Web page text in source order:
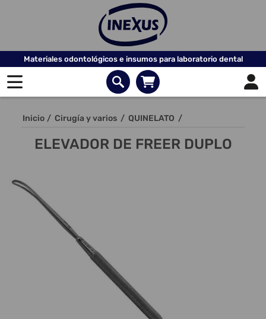
Materiales odontológicos e insumos para laboratorio dental
Inicio / Cirugía y varios / QUINELATO /
ELEVADOR DE FREER DUPLO